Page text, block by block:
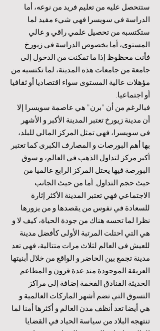
ستتحصل عليه من تعليم فريد من نوعه، أما
الدراسة في سويسرا فهي شيء مفيد لما
ستكتسبه من تحصيل علمي راقي و عالي
المستوى، أما بخصوص الدراسة في زيورخ
فأنت محظوظ إذا ما تمكنت من الدخول إلى
جامعة من جامعات هذه المدينة، لما تكتسيه من
مؤهلات عالية المستوى سواء اقتصاديا أو ثقافيا
أو اجتماعيا.
فبالرغم من أن "برن" هي عاصمة سويسرا إلا
أن مدينة زيورخ تعتبر المدينة الأكبر و الأشهر
في سويسرا، فهي تمثل المركز المالي للبلد،
بها أهم البورصات و المصارف الكبرى كما تعتبر
أكبر مركز لتداول الذهب في العالم، و سوق
البورصة فيها يحتل المركز الرابع عالميا من
حيث حجم التداول. أما من حيث الجانب
الاجتماعي فهي تعتبر المدينة الأكثر إثارة
للسعادة في نفوس من يقصدها و من يزورها
نظرا لما تحسه هناك من جودة الحياة، كيف لا و
هي التي احتلت المرتبة الأولى كأفضل مدينة
للعيش في العالم لثلاث مرات متتالية، فهي تعد
مدينة تجمع بين الحاضر و الواقع من خلال أبنيتها
العريقة الموجودة مند عدة قرون و المطاعم
الحديثة الفنادق الفخمة إضافة إلى مراكز
التسوق التي تضم أشهر الماركات العالمية و
هي أيضا تعد أنظف مدن العالم و أكثرها أمنا لما
تنتهجه البلاد من سياسة الحياد في القضايا